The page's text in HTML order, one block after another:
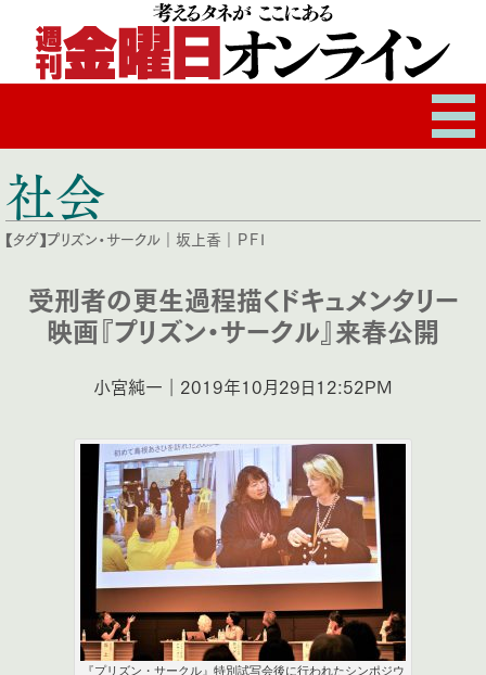
社会
【タグ】プリズン・サークル ｜ 坂上香 ｜ ＰＦＩ
受刑者の更生過程描くドキュメンタリー
映画『プリズン・サークル』来春公開
小宮純一｜2019年10月29日12:52PM
『プリズン・サークル』特別試写会後に行われたシンポジウ